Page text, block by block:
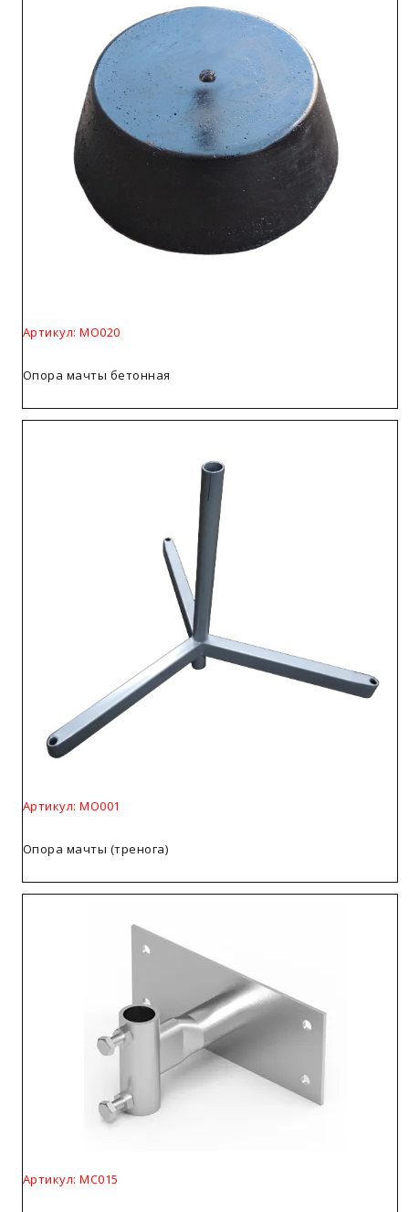
Артикул: МО020
Опора мачты бетонная
Артикул: МО001
Опора мачты (тренога)
Артикул: МС015